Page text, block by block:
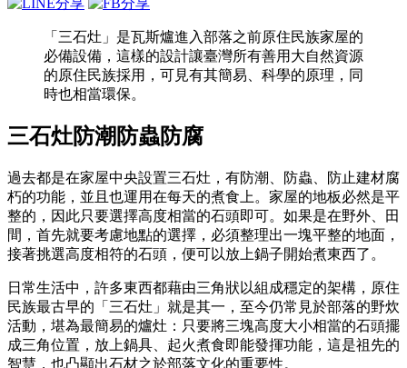
「三石灶」是瓦斯爐進入部落之前原住民族家屋的
必備設備，這樣的設計讓臺灣所有善用大自然資源
的原住民族採用，可見有其簡易、科學的原理，同
時也相當環保。
三石灶防潮防蟲防腐
過去都是在家屋中央設置三石灶，有防潮、防蟲、防止建材腐
朽的功能，並且也運用在每天的煮食上。家屋的地板必然是平
整的，因此只要選擇高度相當的石頭即可。如果是在野外、田
間，首先就要考慮地點的選擇，必須整理出一塊平整的地面，
接著挑選高度相符的石頭，便可以放上鍋子開始煮東西了。
日常生活中，許多東西都藉由三角狀以組成穩定的架構，原住
民族最古早的「三石灶」就是其一，至今仍常見於部落的野炊
活動，堪為最簡易的爐灶：只要將三塊高度大小相當的石頭擺
成三角位置，放上鍋具、起火煮食即能發揮功能，這是祖先的
智慧，也凸顯出石材之於部落文化的重要性。